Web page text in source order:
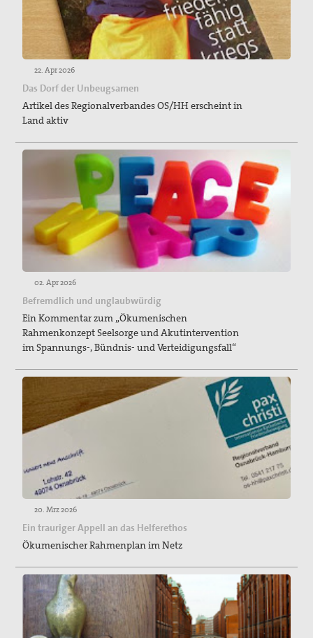
22. Apr 2026
Das Dorf der Unbeugsamen
Artikel des Regionalverbandes OS/HH erscheint in
Land aktiv
02. Apr 2026
Befremdlich und unglaubwürdig
Ein Kommentar zum „Ökumenischen
Rahmenkonzept Seelsorge und Akutintervention
im Spannungs-, Bündnis- und Verteidigungsfall“
20. Mrz 2026
Ein trauriger Appell an das Helferethos
Ökumenischer Rahmenplan im Netz